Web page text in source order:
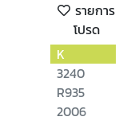
รายการ
โปรด
K
3240
R935
2006